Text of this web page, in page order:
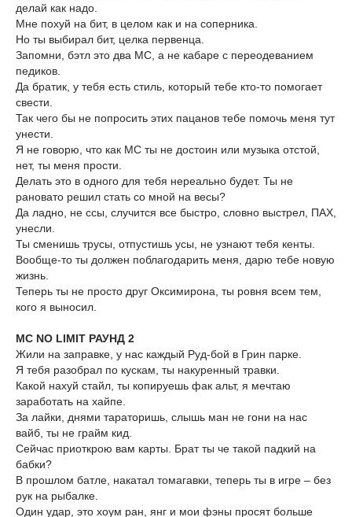
делай как надо.
Мне похуй на бит, в целом как и на соперника.
Но ты выбирал бит, целка первенца.
Запомни, бэтл это два МС, а не кабаре с переодеванием
педиков.
Да братик, у тебя есть стиль, который тебе кто-то помогает
свести.
Так чего бы не попросить этих пацанов тебе помочь меня тут
унести.
Я не говорю, что как МС ты не достоин или музыка отстой,
нет, ты меня прости.
Делать это в одного для тебя нереально будет. Ты не
рановато решил стать со мной на весы?
Да ладно, не ссы, случится все быстро, словно выстрел, ПАХ,
унесли.
Ты сменишь трусы, отпустишь усы, не узнают тебя кенты.
Вообще-то ты должен поблагодарить меня, дарю тебе новую
жизнь.
Теперь ты не просто друг Оксимирона, ты ровня всем тем,
кого я выносил.
MC NO LIMIT РАУНД 2
Жили на заправке, у нас каждый Руд-бой в Грин парке.
Я тебя разобрал по кускам, ты накуренный травки.
Какой нахуй стайл, ты копируешь фак альт, я мечтаю
заработать на хайпе.
За лайки, днями тараторишь, слышь ман не гони на нас
вайб, ты не грайм кид.
Сейчас приоткрою вам карты. Брат ты че такой падкий на
бабки?
В прошлом батле, накатал томагавки, теперь ты в игре – без
рук на рыбалке.
Один удар, это хоум ран, янг и мои фэны просят больше